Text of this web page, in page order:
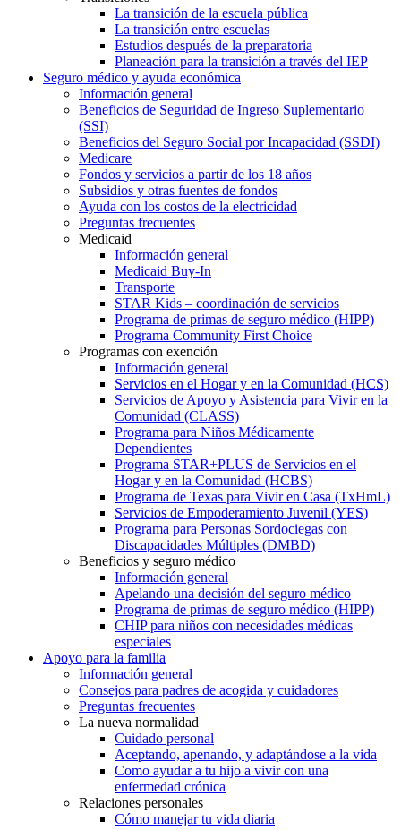
La transición de la escuela pública
La transición entre escuelas
Estudios después de la preparatoria
Planeación para la transición a través del IEP
Seguro médico y ayuda económica
Información general
Beneficios de Seguridad de Ingreso Suplementario
(SSI)
Beneficios del Seguro Social por Incapacidad (SSDI)
Medicare
Fondos y servicios a partir de los 18 años
Subsidios y otras fuentes de fondos
Ayuda con los costos de la electricidad
Preguntas frecuentes
Medicaid
Información general
Medicaid Buy-In
Transporte
STAR Kids – coordinación de servicios
Programa de primas de seguro médico (HIPP)
Programa Community First Choice
Programas con exención
Información general
Servicios en el Hogar y en la Comunidad (HCS)
Servicios de Apoyo y Asistencia para Vivir en la
Comunidad (CLASS)
Programa para Niños Médicamente
Dependientes
Programa STAR+PLUS de Servicios en el
Hogar y en la Comunidad (HCBS)
Programa de Texas para Vivir en Casa (TxHmL)
Servicios de Empoderamiento Juvenil (YES)
Programa para Personas Sordociegas con
Discapacidades Múltiples (DMBD)
Beneficios y seguro médico
Información general
Apelando una decisión del seguro médico
Programa de primas de seguro médico (HIPP)
CHIP para niños con necesidades médicas
especiales
Apoyo para la familia
Información general
Consejos para padres de acogida y cuidadores
Preguntas frecuentes
La nueva normalidad
Cuidado personal
Aceptando, apenando, y adaptándose a la vida
Como ayudar a tu hijo a vivir con una
enfermedad crónica
Relaciones personales
Cómo manejar tu vida diaria